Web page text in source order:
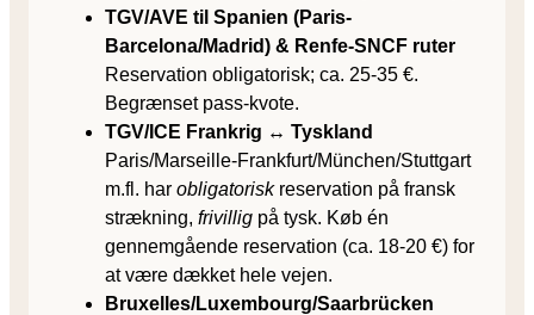
TGV/AVE til Spanien (Paris-
Barcelona/Madrid) & Renfe-SNCF ruter
Reservation obligatorisk; ca. 25-35 €.
Begrænset pass-kvote.
TGV/ICE Frankrig ↔ Tyskland
Paris/Marseille-Frankfurt/München/Stuttgart
m.fl. har obligatoriskreservation på fransk
strækning, frivillig på tysk. Køb én
gennemgående reservation (ca. 18-20 €) for
at være dækket hele vejen.
Bruxelles/Luxembourg/Saarbrücken